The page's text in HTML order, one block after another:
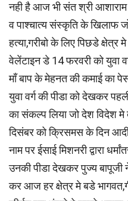
नही है आज भी संत श्री आशाराम
व पाश्चात्य संस्कृति के खिलाफ
हत्या,गरीबो के लिए पिछडे क्षेत्र मे
वेलेंटाइन डे 14 फरवरी को युवा
माँ बाप के मेहनत की कमाई का
युवा वर्ग की पीडा को देखकर
का संकल्प लिया जो देश विदेश मे
दिसंबर को क्रिसमस के दिन
नाम पर ईसाई मिशनरी द्वारा
उनकी पीडा देखकर पुज्य
कर आज हर क्षेत्र मे बडे